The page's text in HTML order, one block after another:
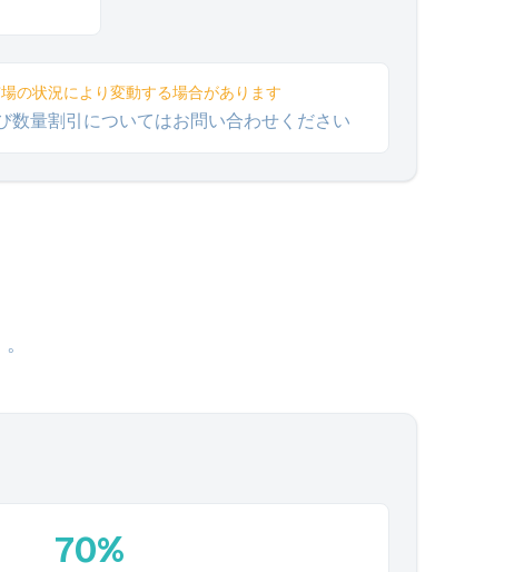
の状況により変動する場合があります
数量割引についてはお問い合わせください
70%